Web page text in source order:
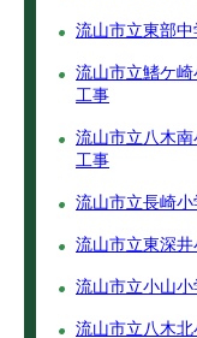
流山市立東部
流山市立鰭ケ
工事
流山市立八木
工事
流山市立長崎
流山市立東深
流山市立小山
流山市立八木